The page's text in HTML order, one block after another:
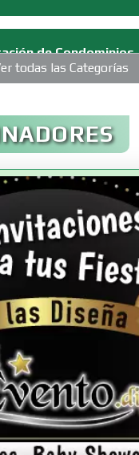
de Condominios
de Empresas
Autos
Cobranza
Colocación
Modelos
todas las Categorías